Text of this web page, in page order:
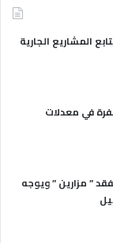
المشاريع الجارية
في معدلات
” مزارين ” ويوجه